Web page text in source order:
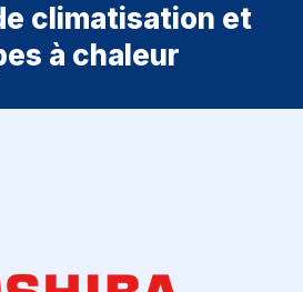
climatisation et
à chaleur